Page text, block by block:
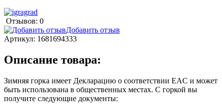
Отзывов: 0
Добавить отзыв
Артикул: 1681694333
Описание товара:
Зимняя горка имеет Декларацию о соответствии EAC и может
быть использована в общественных местах. С горкой вы
получите следующие документы: